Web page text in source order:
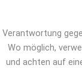
Verantwortung
Wo möglich,
und achten auf